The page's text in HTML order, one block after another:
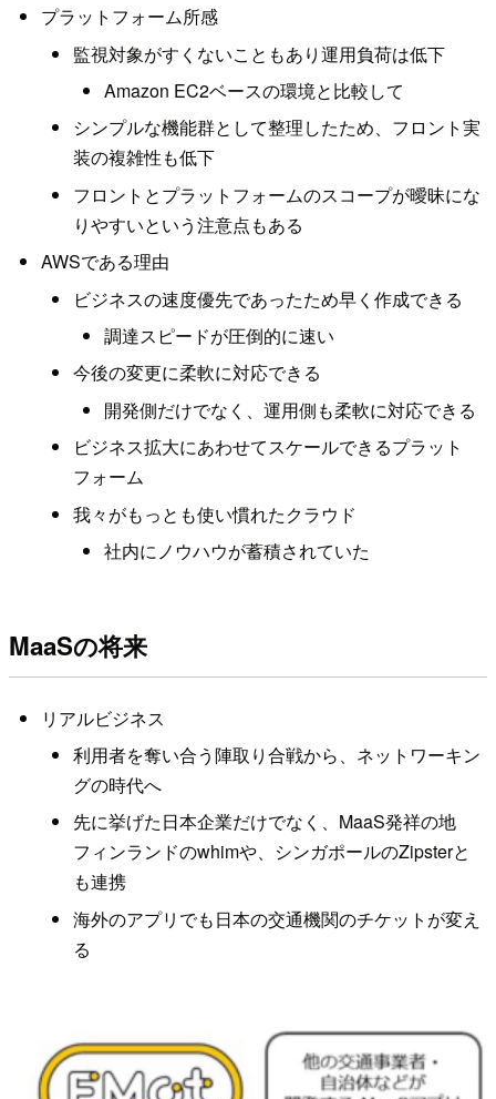
プラットフォーム所感
監視対象がすくないこともあり運用負荷は低下
Amazon EC2ベースの環境と比較して
シンプルな機能群として整理したため、フロント実
装の複雑性も低下
フロントとプラットフォームのスコープが曖昧にな
りやすいという注意点もある
AWSである理由
ビジネスの速度優先であったため早く作成できる
調達スピードが圧倒的に速い
今後の変更に柔軟に対応できる
開発側だけでなく、運用側も柔軟に対応できる
ビジネス拡大にあわせてスケールできるプラット
フォーム
我々がもっとも使い慣れたクラウド
社内にノウハウが蓄積されていた
MaaSの将来
リアルビジネス
利用者を奪い合う陣取り合戦から、ネットワーキン
グの時代へ
先に挙げた日本企業だけでなく、MaaS発祥の地
フィンランドのwhimや、シンガポールのZipsterと
も連携
海外のアプリでも日本の交通機関のチケットが変え
る